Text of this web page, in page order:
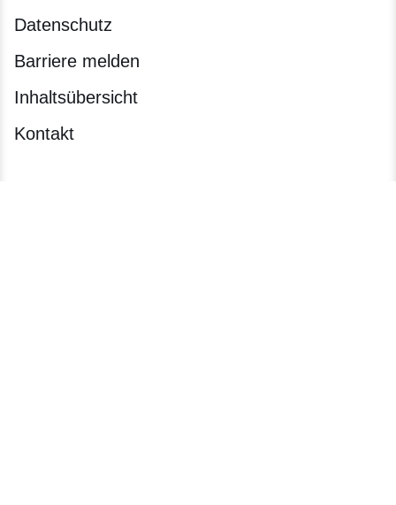
Datenschutz
Barriere melden
Inhaltsübersicht
Kontakt